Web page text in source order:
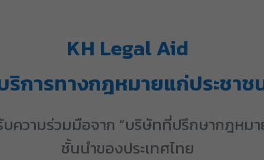
KH Legal Aid
ริการทางกฎหมายแก่ประชาช
บความร่วมมือจาก “บริษัทที่ปรึกษากฎหมา
ชั้นนำของประเทศไทย